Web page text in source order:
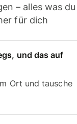
– alles was du
für dich
und das auf
Ort und tausche